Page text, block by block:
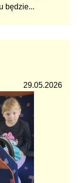
będzie...
29.05.2026